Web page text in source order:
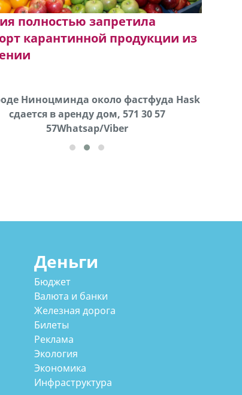
полностью запретила
карантинной продукции из
Ниноцминда около фастфуда Hask
cдается в аренду дом, 571 30 57
57Whatsap/Viber
машина марки Prado,571 30 57
57Whatsap/Viber
Деньги
Бюджет
Валюта и банки
Железная дорога
Билеты
Реклама
Экология
Экономика
Инфраструктура